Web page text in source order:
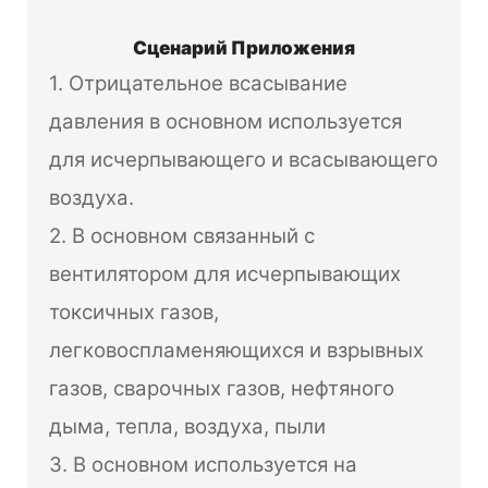
Сценарий Приложения
1. Отрицательное всасывание
давления в основном используется
для исчерпывающего и всасывающего
воздуха.
2. В основном связанный с
вентилятором для исчерпывающих
токсичных газов,
легковоспламеняющихся и взрывных
газов, сварочных газов, нефтяного
дыма, тепла, воздуха, пыли
3. В основном используется на